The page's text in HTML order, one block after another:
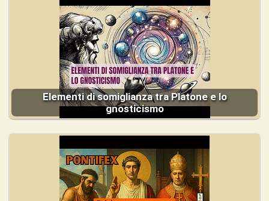
Elementi di somiglianza tra Platone e lo
gnosticismo